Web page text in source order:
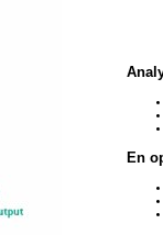
En